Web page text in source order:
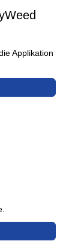
Applikation